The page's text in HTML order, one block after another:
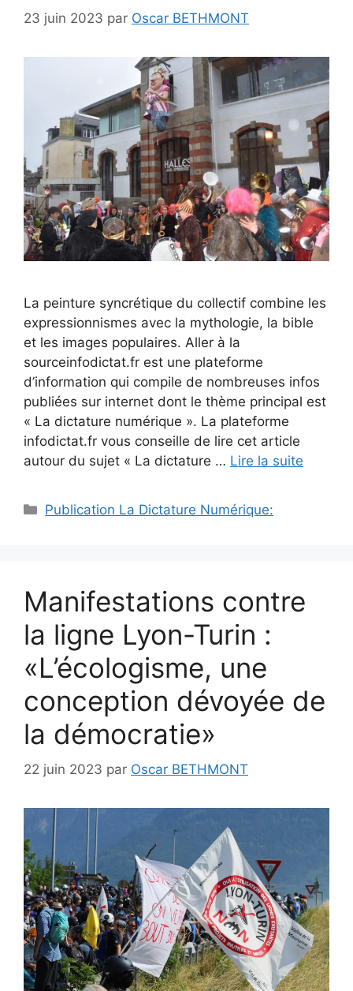
23 juin 2023 par Oscar BETHMONT
La peinture syncrétique du collectif combine les
expressionnismes avec la mythologie, la bible
et les images populaires. Aller à la
sourceinfodictat.fr est une plateforme
d’information qui compile de nombreuses infos
publiées sur internet dont le thème principal est
« La dictature numérique ». La plateforme
infodictat.fr vous conseille de lire cet article
autour du sujet « La dictature … Lire la suite
Catégories
Publication La Dictature Numérique:
Manifestations contre
la ligne Lyon-Turin :
«L’écologisme, une
conception dévoyée de
la démocratie»
22 juin 2023 par Oscar BETHMONT